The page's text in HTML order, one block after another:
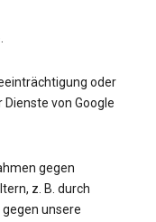
oder
von Google
gegen
z. B. durch
unsere